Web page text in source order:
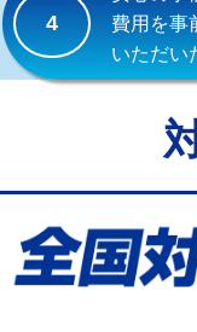
給水管工事※（ホー
給水管工事※（バン
給水管工事※（保
給水管工事※（土の
業)
4
費用を事
いただい